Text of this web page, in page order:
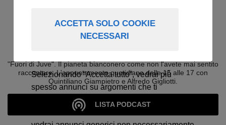
"Fuori di Juve". Il pianeta bianconero come non l'avete mai sentito
raccontare. L'appuntamento quotidiano dalle 15 alle 17 con
Quintiliano Giampietro e Alfredo Gigliotti.
LISTA PODCAST
ACCETTA SOLO COOKIE
NECESSARI
Selezionando “Accetta tutto”, vedrai più
spesso annunci su argomenti che ti
interessano.
Selezionando “Accetta solo cookie necessari”